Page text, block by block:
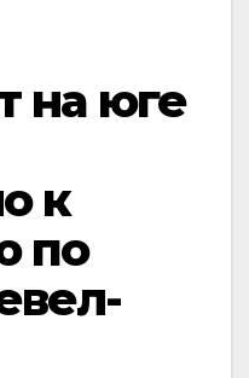
на юге
к
по